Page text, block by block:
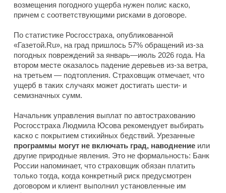
возмещения погодного ущерба нужен полис каско,
причем с соответствующими рисками в договоре.
По статистике Росгосстраха, опубликованной
«Газетой.Ru», на град пришлось 57% обращений из-за
погодных повреждений за январь—июль 2026 года. На
втором месте оказалось падение деревьев из-за ветра,
на третьем — подтопления. Страховщик отмечает, что
ущерб в таких случаях может достигать шести- и
семизначных сумм.
Начальник управления выплат по автострахованию
Росгосстраха Людмила Юсова рекомендует выбирать
каско с покрытием стихийных бедствий. Урезанные
программы могут не включать град, наводнение или
другие природные явления. Это не формальность: Банк
России напоминает, что страховщик обязан платить
только тогда, когда конкретный риск предусмотрен
договором и клиент выполнил установленные им